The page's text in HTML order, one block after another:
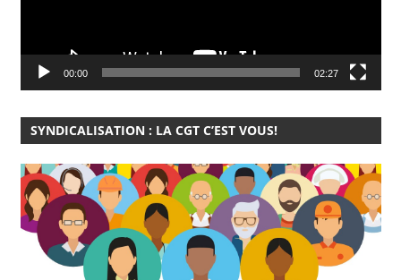
00:00 02:27
SYNDICALISATION : LA CGT C’EST VOUS!